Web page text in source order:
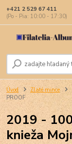
+421 2 529 67 411
(Po - Pia: 10:00 - 17:30)
Úvod Zlaté mince
PROOF
2019 -
knieža